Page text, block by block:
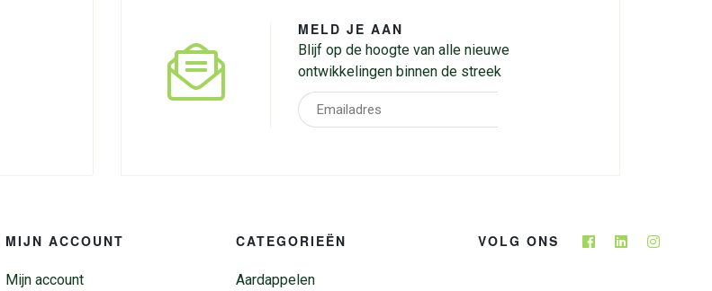
MELD JE AAN
Blijf op de hoogte van alle nieuwe
ontwikkelingen binnen de streek
MIJN ACCOUNT
Mijn account
CATEGORIEËN
Aardappelen
VOLG ONS